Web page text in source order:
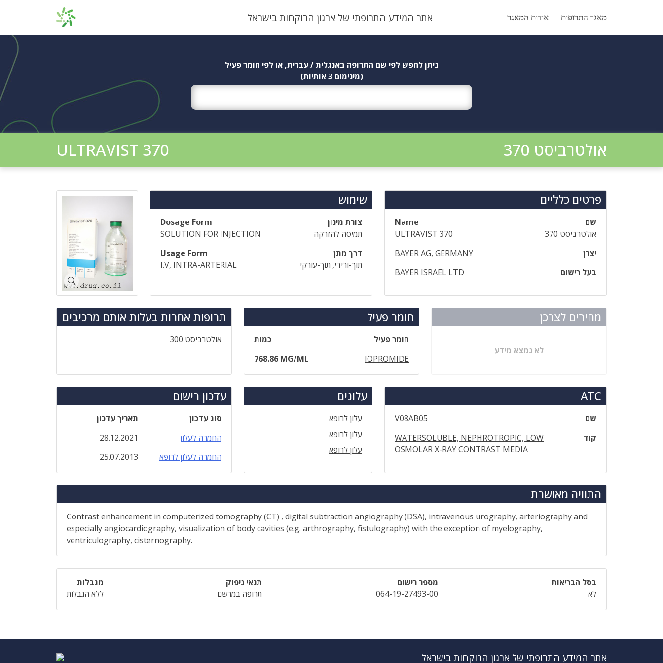
מאגר התרופות אודות המאגר אתר המידע התרופתי של ארגון הרוקחות בישראל
ניתן לחפש לפי שם התרופה באנגלית / עברית, או לפי חומר פעיל
(מינימום 3 אותיות)
אולטרביסט 370 ULTRAVIST 370
פרטים כלליים
שם
Name
אולטרביסט 370
ULTRAVIST 370
יצרן
BAYER AG, GERMANY
בעל רישום
BAYER ISRAEL LTD
שימוש
צורת מינון
Dosage Form
תמיסה להזרקה
SOLUTION FOR INJECTION
דרך מתן
Usage Form
תוך-ורידי, תוך-עורקי
I.V, INTRA-ARTERIAL
מחירים לצרכן
לא נמצא מידע
חומר פעיל
חומר פעיל
כמות
IOPROMIDE
768.86 MG/ML
תרופות אחרות בעלות אותם מרכיבים
אולטרביסט 300
ATC
שם
V08AB05
קוד
WATERSOLUBLE, NEPHROTROPIC, LOW
OSMOLAR X-RAY CONTRAST MEDIA
עלונים
עלון לרופא
עלון לרופא
עלון לרופא
עדכון רישום
סוג עדכון
תאריך עדכון
החמרה לעלון
28.12.2021
החמרה לעלון לרופא
25.07.2013
התוויה מאושרת
Contrast enhancement in computerized tomography (CT) , digital subtraction angiography (DSA), intravenous urography, arteriography and
especially angiocardiography, visualization of body cavities (e.g. arthrography, fistulography) with the exception of myelography,
ventriculography, cisternography.
בסל הבריאות
לא
מספר רישום
064-19-27493-00
תנאי ניפוק
תרופה במרשם
מגבלות
ללא הגבלות
אתר המידע התרופתי של ארגון הרוקחות בישראל